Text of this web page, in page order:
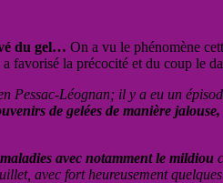
du gel… On a vu le phénomène
favorisé la précocité et du coup le
Pessac-Léognan; il y a eu un
de gelées de manière
avec notamment le mildiou
avec fort heureusement